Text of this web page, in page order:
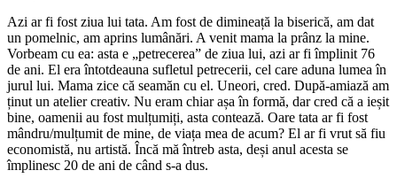
Azi ar fi fost ziua lui tata. Am fost de dimineață la biserică, am dat
un pomelnic, am aprins lumânări. A venit mama la prânz la mine.
Vorbeam cu ea: asta e „petrecerea” de ziua lui, azi ar fi împlinit 76
de ani. El era întotdeauna sufletul petrecerii, cel care aduna lumea în
jurul lui. Mama zice că seamăn cu el. Uneori, cred. După-amiază am
ținut un atelier creativ. Nu eram chiar așa în formă, dar cred că a ieșit
bine, oamenii au fost mulțumiți, asta contează. Oare tata ar fi fost
mândru/mulțumit de mine, de viața mea de acum? El ar fi vrut să fiu
economistă, nu artistă. Încă mă întreb asta, deși anul acesta se
împlinesc 20 de ani de când s-a dus.